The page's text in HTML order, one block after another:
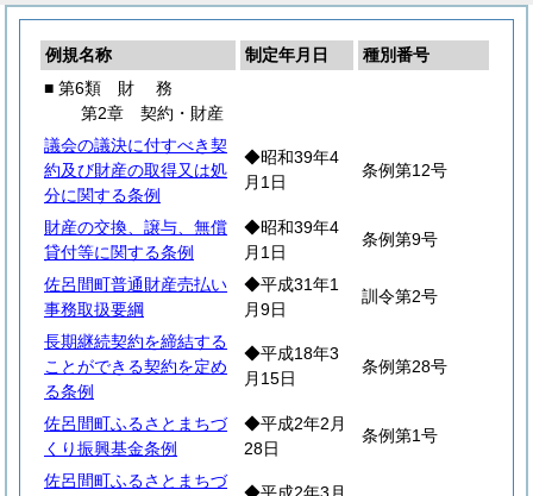
例規名称 制定年月日
種別番号
■ 第6類 財 務
第2章 契約・財産
議会の議決に付すべき契
約及び財産の取得又は処
分に関する条例
◆昭和39年4
月1日
条例第12号
財産の交換、譲与、無償
貸付等に関する条例
◆昭和39年4
月1日
条例第9号
佐呂間町普通財産売払い
事務取扱要綱
◆平成31年1
月9日
訓令第2号
長期継続契約を締結する
ことができる契約を定め
る条例
◆平成18年3
月15日
条例第28号
佐呂間町ふるさとまちづ
くり振興基金条例
◆平成2年2月
28日
条例第1号
佐呂間町ふるさとまちづ